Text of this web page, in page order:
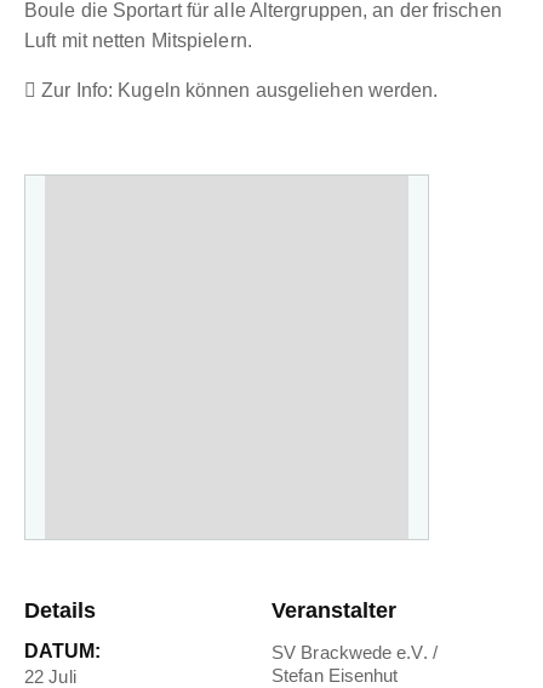
Boule die Sportart für alle Altergruppen, an der frischen
Luft mit netten Mitspielern.
Zur Info: Kugeln können ausgeliehen werden.
Details
DATUM:
22 Juli
Veranstalter
SV Brackwede e.V. /
Stefan Eisenhut